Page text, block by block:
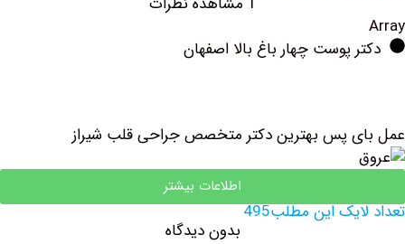
پوست چهار باغ بالا اصفهان
پس بهترین دکتر متخصص جراحی قلب شیراز
اطلاعات بیشتر
این مطلب495
بدون دیدگاه